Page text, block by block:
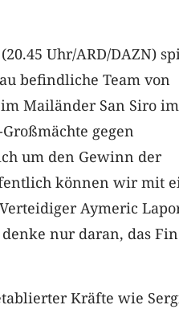
Uhr/ARD/DAZN)
befindliche Team von
Mailänder San Siro im
gegen
um den Gewinn der
können wir mit
Aymeric
nur daran, das
Kräfte wie